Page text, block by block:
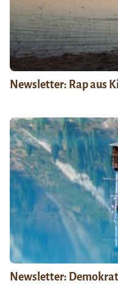
Newsletter: Rap aus
Newsletter: